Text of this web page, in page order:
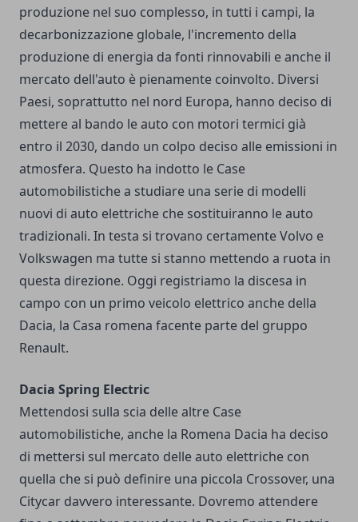
produzione nel suo complesso, in tutti i campi, la
decarbonizzazione globale, l'incremento della
produzione di energia da fonti rinnovabili e anche il
mercato dell'auto è pienamente coinvolto. Diversi
Paesi, soprattutto nel nord Europa, hanno deciso di
mettere al bando le auto con motori termici già
entro il 2030, dando un colpo deciso alle emissioni in
atmosfera. Questo ha indotto le Case
automobilistiche a studiare una serie di modelli
nuovi di auto elettriche che sostituiranno le auto
tradizionali. In testa si trovano certamente Volvo e
Volkswagen ma tutte si stanno mettendo a ruota in
questa direzione. Oggi registriamo la discesa in
campo con un primo veicolo elettrico anche della
Dacia, la Casa romena facente parte del gruppo
Renault.
Dacia Spring Electric
Mettendosi sulla scia delle altre Case
automobilistiche, anche la Romena Dacia ha deciso
di mettersi sul mercato delle auto elettriche con
quella che si può definire una piccola Crossover, una
Citycar davvero interessante. Dovremo attendere